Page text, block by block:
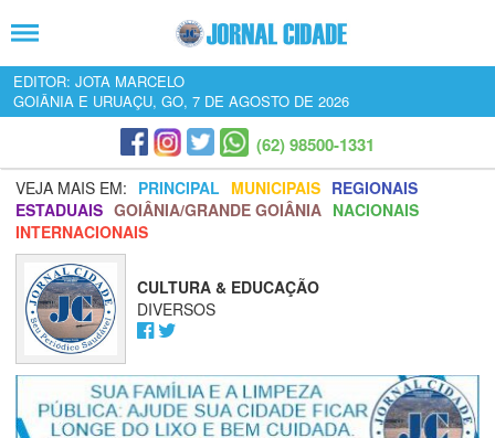
EDITOR: JOTA MARCELO
GOIÂNIA E URUAÇU, GO, 7 DE AGOSTO DE 2026
(62) 98500-1331
VEJA MAIS EM: PRINCIPAL MUNICIPAIS REGIONAIS
ESTADUAIS GOIÂNIA/GRANDE GOIÂNIA NACIONAIS
INTERNACIONAIS
CULTURA & EDUCAÇÃO
DIVERSOS